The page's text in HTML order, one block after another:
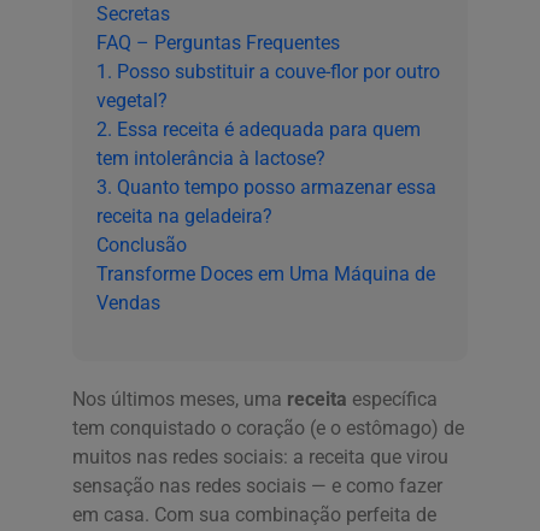
Secretas
FAQ – Perguntas Frequentes
1. Posso substituir a couve-flor por outro
vegetal?
2. Essa receita é adequada para quem
tem intolerância à lactose?
3. Quanto tempo posso armazenar essa
receita na geladeira?
Conclusão
Transforme Doces em Uma Máquina de
Vendas
Nos últimos meses, uma receita específica
tem conquistado o coração (e o estômago) de
muitos nas redes sociais: a receita que virou
sensação nas redes sociais — e como fazer
em casa. Com sua combinação perfeita de